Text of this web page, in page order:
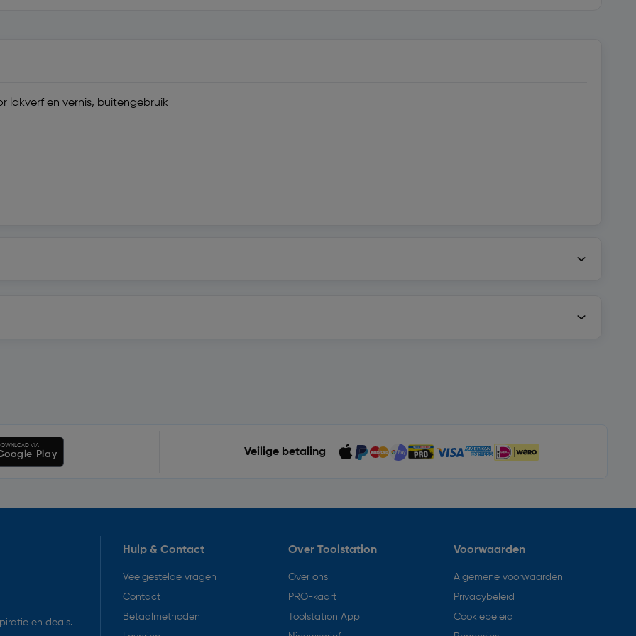
lakverf en vernis, buitengebruik
VIA
Play Veilige betaling
en deals.
Hulp & Contact
Veelgestelde vragen
Contact
Betaalmethoden
Over Toolstation
Over ons
PRO-kaart
Toolstation App
Voorwaarden
Algemene voorwaarden
Privacybeleid
Cookiebeleid